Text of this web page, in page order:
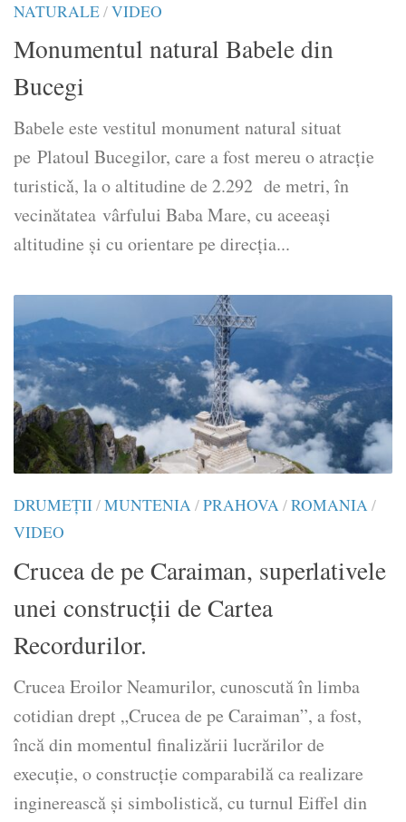
NATURALE/VIDEO
Monumentul natural Babele din
Bucegi
Babele este vestitul monument natural situat
pe Platoul Bucegilor, care a fost mereu o atracție
turisticǎ, la o altitudine de 2.292 de metri, în
vecinătatea vârfului Baba Mare, cu aceeaşi
altitudine şi cu orientare pe direcţia...
DRUMEŢII/MUNTENIA/PRAHOVA/ROMANIA/
VIDEO
Crucea de pe Caraiman, superlativele
unei construcţii de Cartea
Recordurilor.
Crucea Eroilor Neamurilor, cunoscută în limba
cotidian drept „Crucea de pe Caraiman”, a fost,
încă din momentul finalizării lucrărilor de
execuţie, o construcţie comparabilă ca realizare
inginerească şi simbolistică, cu turnul Eiffel din